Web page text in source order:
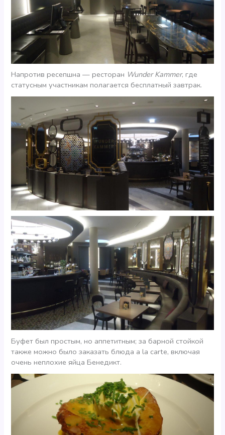
Напротив ресепшна — ресторан Wunder Kammer, где
статусным участникам полагается бесплатный завтрак.
Буфет был простым, но аппетитным; за барной стойкой
также можно было заказать блюда a la carte, включая
очень неплохие яйца Бенедикт.